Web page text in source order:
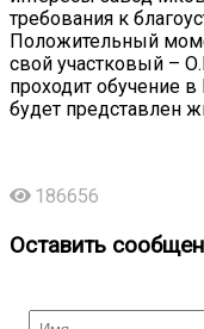
требования к
Положительный
свой участковый –
проходит обучение
будет представлен
186656
Оставить